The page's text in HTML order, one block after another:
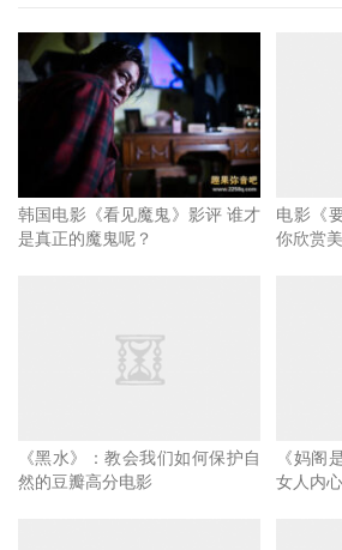
的科幻电影，它只会打着拯救世界的
实质内涵！
韩国电影《看见魔鬼》影评 谁才
是真正的魔鬼呢？
电影《
你欣赏
《黑水》：教会我们如何保护自
然的豆瓣高分电影
《妈阁
女人内